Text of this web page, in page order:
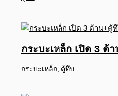
กระบะเหล็ก เปิด 3 ด้
กระบะเหล็ก, ตู้ทึบ